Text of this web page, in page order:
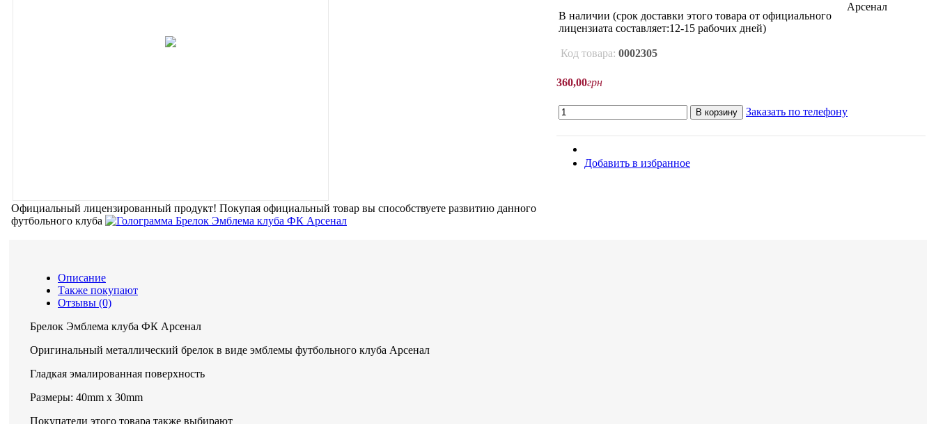
Официальный лицензированный продукт! Покупая официальный товар вы способствуете развитию данного
футбольного клуба
В наличии (срок доставки этого товара от официального
лицензиата составляет:12-15 рабочих дней)
Код товара: 0002305
Арсенал
360,00грн
В корзину Заказать по телефону
Добавить в избранное
Описание
Также покупают
Отзывы (0)
Брелок Эмблема клуба ФК Арсенал
Оригинальный металлический брелок в виде эмблемы футбольного клуба Арсенал
Гладкая эмалированная поверхность
Размеры: 40mm x 30mm
Покупатели этого товара также выбирают